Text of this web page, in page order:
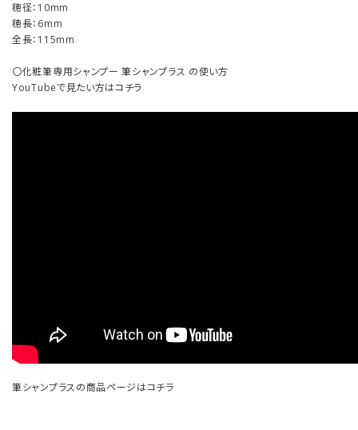
穂径：10mm
穂長：6mm
全長：115mm
〇化粧筆専用シャンプー 筆シャンプラス の使い方
YouTubeで見たい方はコチラ
筆シャンプラスの商品ページはコチラ